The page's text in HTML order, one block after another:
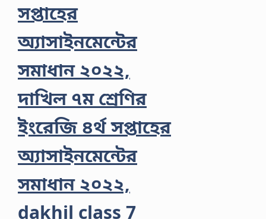
সপ্তাহের
অ্যাসাইনমেন্টের
সমাধান ২০২২,
দাখিল ৭ম শ্রেণির
ইংরেজি ৪র্থ সপ্তাহের
অ্যাসাইনমেন্টের
সমাধান ২০২২,
dakhil class 7